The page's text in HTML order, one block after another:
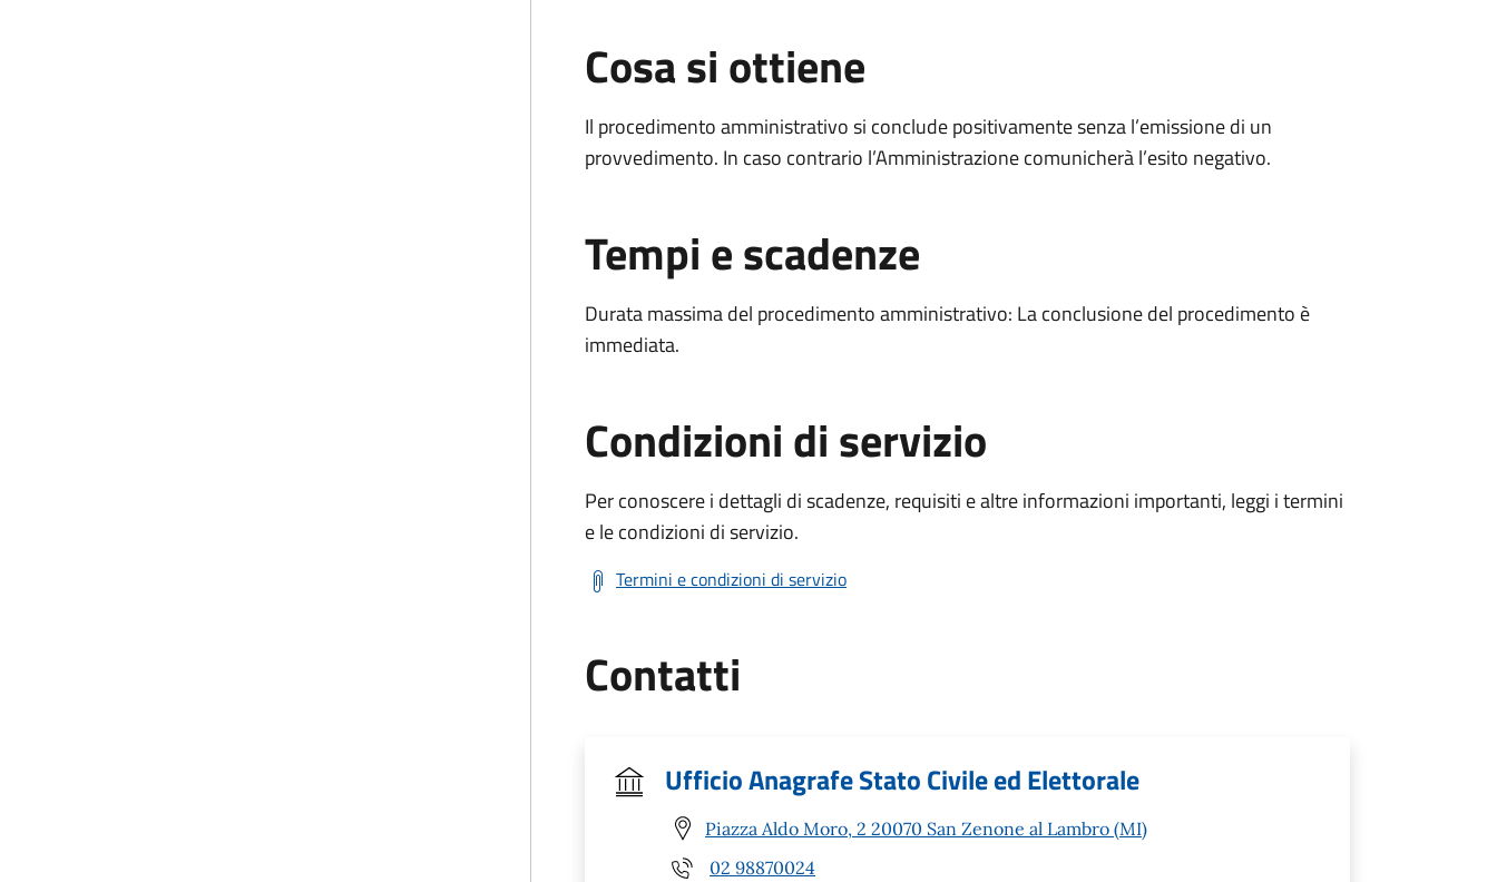
Cosa si ottiene
Il procedimento amministrativo si conclude positivamente senza l’emissione di un
provvedimento. In caso contrario l’Amministrazione comunicherà l’esito negativo.
Tempi e scadenze
Durata massima del procedimento amministrativo: La conclusione del procedimento è
immediata.
Condizioni di servizio
Per conoscere i dettagli di scadenze, requisiti e altre informazioni importanti, leggi i termini
e le condizioni di servizio.
Termini e condizioni di servizio
Contatti
Ufficio Anagrafe Stato Civile ed Elettorale
Piazza Aldo Moro, 2 20070 San Zenone al Lambro (MI)
02 98870024